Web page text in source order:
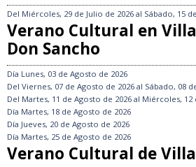
Del Miércoles, 29 de Julio de 2026 al Sábado, 15
Verano Cultural en
Don Sancho
Día Lunes, 03 de Agosto de 2026
Del Viernes, 07 de Agosto de 2026 al Sábado, 08
Del Martes, 11 de Agosto de 2026 al Miércoles, 12
Día Martes, 18 de Agosto de 2026
Día Jueves, 20 de Agosto de 2026
Día Martes, 25 de Agosto de 2026
Verano Cultural de